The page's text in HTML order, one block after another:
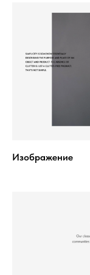
Изображение